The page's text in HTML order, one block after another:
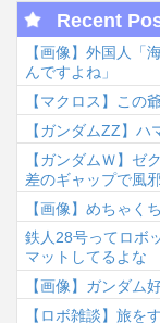
Recent
【画像】外国人「
んですよね」
【マクロス】この
【ガンダムΖΖ】ハ
【ガンダムＷ】ゼ
差のギャップで風
【画像】めちゃく
鉄人28号ってロボ
マットしてるよな
【画像】ガンダム
【ロボ雑談】旅を